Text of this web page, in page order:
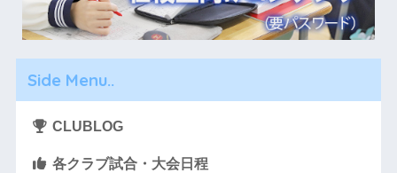
Side Menu..
CLUBLOG
各クラブ試合・大会日程